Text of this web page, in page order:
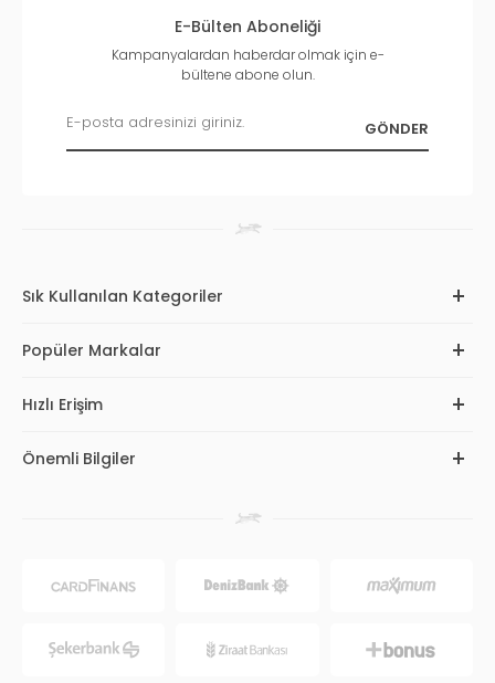
E-Bülten Aboneliği
Kampanyalardan haberdar olmak için e-
bültene abone olun.
Sık Kullanılan Kategoriler
Popüler Markalar
Hızlı Erişim
Önemli Bilgiler